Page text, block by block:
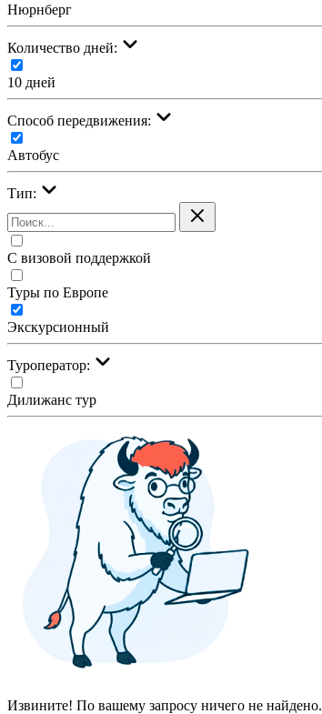
Нюрнберг
Количество дней:
10 дней
Cпособ передвижения:
Автобус
Тип:
С визовой поддержкой
Туры по Европе
Экскурсионный
Туроператор:
Дилижанс тур
Извините! По вашему запросу ничего не найдено.